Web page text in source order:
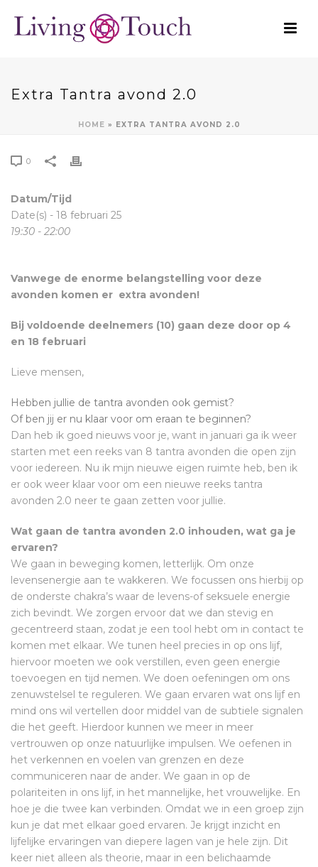
Extra Tantra avond 2.0
HOME » EXTRA TANTRA AVOND 2.0
0
Datum/Tijd
Date(s) - 18 februari 25
19:30 - 22:00
Vanwege de enorme belangstelling voor deze
avonden komen er extra avonden!
Bij voldoende deelnemers (10) gaan deze door op 4
en 18 februari
Lieve mensen,
Hebben jullie de tantra avonden ook gemist?
Of ben jij er nu klaar voor om eraan te beginnen?
Dan heb ik goed nieuws voor je, want in januari ga ik weer
starten met een reeks van 8 tantra avonden die open zijn
voor iedereen. Nu ik mijn nieuwe eigen ruimte heb, ben ik
er ook weer klaar voor om een nieuwe reeks tantra
avonden 2.0 neer te gaan zetten voor jullie.
Wat gaan de tantra avonden 2.0 inhouden, wat ga je
ervaren?
We gaan in beweging komen, letterlijk. Om onze
levensenergie aan te wakkeren. We focussen ons hierbij op
de onderste chakra’s waar de levens-of seksuele energie
zich bevindt. We zorgen ervoor dat we dan stevig en
gecentreerd staan, zodat je een tool hebt om in contact te
komen met elkaar. We tunen heel precies in op ons lijf,
hiervoor moeten we ook verstillen, even geen energie
toevoegen en tijd nemen. We doen oefeningen om ons
zenuwstelsel te reguleren. We gaan ervaren wat ons lijf en
mind ons wil vertellen door middel van de subtiele signalen
die het geeft. Hierdoor kunnen we meer in meer
vertrouwen op onze natuurlijke impulsen. We oefenen in
het verkennen en voelen van grenzen en deze
communiceren naar de ander. We gaan in op de
polariteiten in ons lijf, in het mannelijke, het vrouwelijke. En
hoe je die twee kan verbinden. Omdat we in een groep zijn
kun je dat met elkaar goed ervaren. Je krijgt inzicht en
lijfelijke ervaringen van diepere lagen van je hele zijn. Dit
keer niet alleen als theorie, maar in een belichaamde